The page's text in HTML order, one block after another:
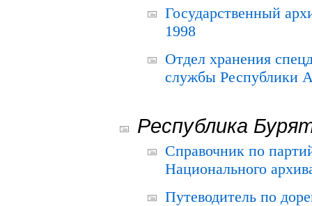
Государственный
1998
Отдел хранения
службы Республики
Республика
Справочник по
Национального
Путеводитель по